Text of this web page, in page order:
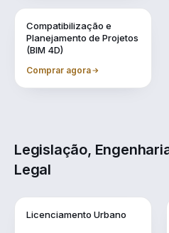
Compatibilização e
Planejamento de Projetos
(BIM 4D)
Comprar agora
Legislação,
Legal
Licenciamento Urbano